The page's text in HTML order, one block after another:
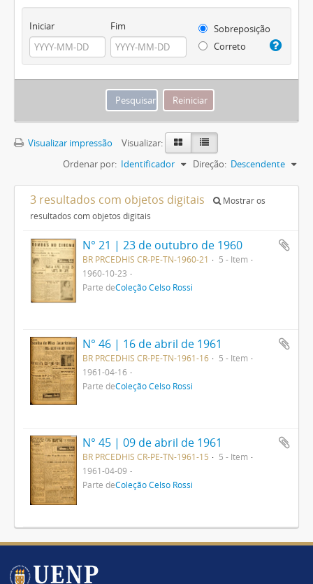
Iniciar Fim
Sobreposição
Correto
Visualizar impressão
Visualizar:
Ordenar por: Identificador Direção: Descendente
3 resultados com objetos digitais
Mostrar os
resultados com objetos digitais
N° 21 | 23 de outubro de 1960
BR PRCEDHIS CR-PE-TN-1960-21
5 - Item
1960-10-23
Parte deColeção Celso Rossi
N° 46 | 16 de abril de 1961
BR PRCEDHIS CR-PE-TN-1961-16
5 - Item
1961-04-16
Parte deColeção Celso Rossi
N° 45 | 09 de abril de 1961
BR PRCEDHIS CR-PE-TN-1961-15
5 - Item
1961-04-09
Parte deColeção Celso Rossi